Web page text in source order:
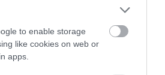
to enable storage
like cookies on web or
apps.
η
Τι ισχύει